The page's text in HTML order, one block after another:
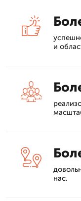
и
нас.